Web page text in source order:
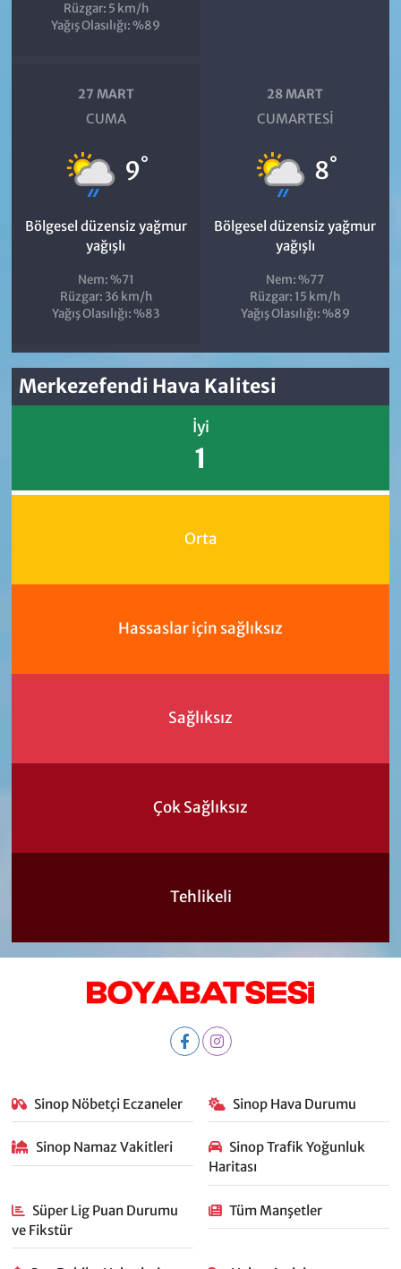
Rüzgar: 5 km/h
Yağış Olasılığı: %89
27 MART
CUMA
9°
Bölgesel düzensiz yağmur
yağışlı
Nem: %71
Rüzgar: 36 km/h
Yağış Olasılığı: %83
28 MART
CUMARTESI
8°
Bölgesel düzensiz yağmur
yağışlı
Nem: %77
Rüzgar: 15 km/h
Yağış Olasılığı: %89
Merkezefendi Hava Kalitesi
İyi
1
Orta
Hassaslar için sağlıksız
Sağlıksız
Çok Sağlıksız
Tehlikeli
Sinop Nöbetçi Eczaneler Sinop Hava Durumu
Sinop Namaz Vakitleri
Sinop Trafik Yoğunluk
Haritası
Süper Lig Puan Durumu
ve Fikstür
Tüm Manşetler